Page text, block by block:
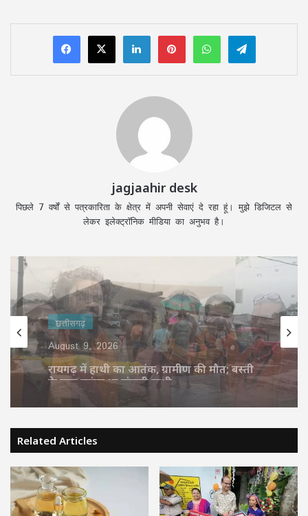
LinkedInPinterestWhatsAppTelegram
jagjaahir desk
पिछले 7 वर्षों से पत्रकारिता के क्षेत्र में अपनी सेवाएं दे रहा हूं। मुझे डिजिटल से
लेकर इलेक्ट्रॉनिक मीडिया का अनुभव है।
छत्तीसगढ़
August 9, 2026
सावन में हुड़दंग करने वालों पर पुलिस की नजर,
बाइकर्स और शराबियों पर होगी सख्त कार्रवाई
Related Articles